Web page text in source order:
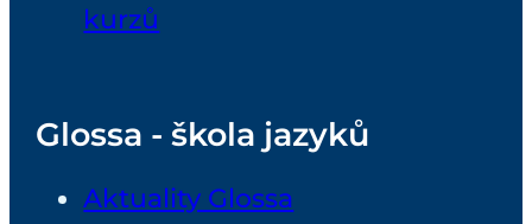
kurzů
Glossa - škola jazyků
Aktuality Glossa